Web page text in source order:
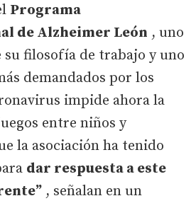
Programa
de Alzheimer León , uno
su filosofía de trabajo y uno
demandados por los
impide ahora la
entre niños y
la asociación ha tenido
dar respuesta a este
, señalan en un